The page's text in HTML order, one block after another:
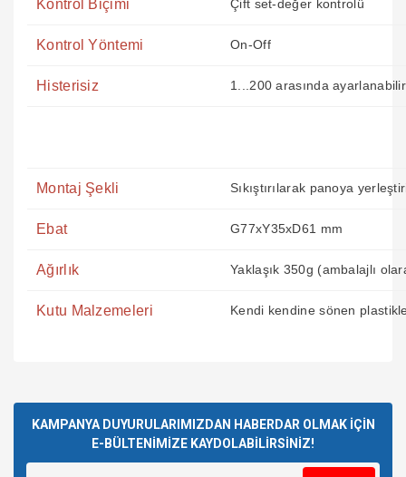
Kontrol Biçimi Çift set-değer kontrolü
Kontrol Yöntemi On-Off
Histerisiz 1...200 arasında ayarlanabilir
Montaj Şekli Sıkıştırılarak panoya
Ebat G77xY35xD61 mm
Ağırlık Yaklaşık 350g (ambalajlı
Kutu Malzemeleri Kendi kendine sönen
Yorum Yaz
kullanarak tarafımıza iletebilirsiniz.
Görüş ve önerileriniz için teşekkür ederiz.
Ürün resmi kalitesiz, bozuk veya görüntülenemiyor.
ve kargolama da iyiydi.
Teşekkürler.
Mustafa GÜNAY | 24/07/2026
KAMPANYA DUYURULARIMIZDAN HABERDAR OLMAK İÇİN
E-BÜLTENİMİZE KAYDOLABİLİRSİNİZ!